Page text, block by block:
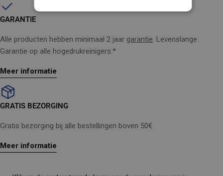
GARANTIE
Alle producten hebben minimaal 2 jaar garantie. Levenslange
Garantie op alle hogedrukreinigers.*
Meer informatie
GRATIS BEZORGING
Gratis bezorging bij alle bestellingen boven 50€
Meer informatie